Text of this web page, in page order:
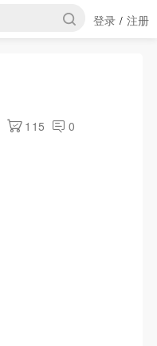
登录 / 注册
115 0